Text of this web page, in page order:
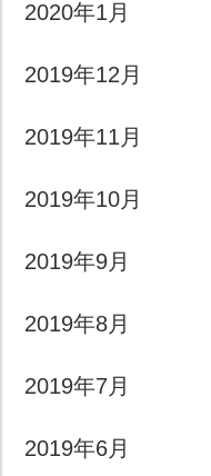
2020年1月
2019年12月
2019年11月
2019年10月
2019年9月
2019年8月
2019年7月
2019年6月